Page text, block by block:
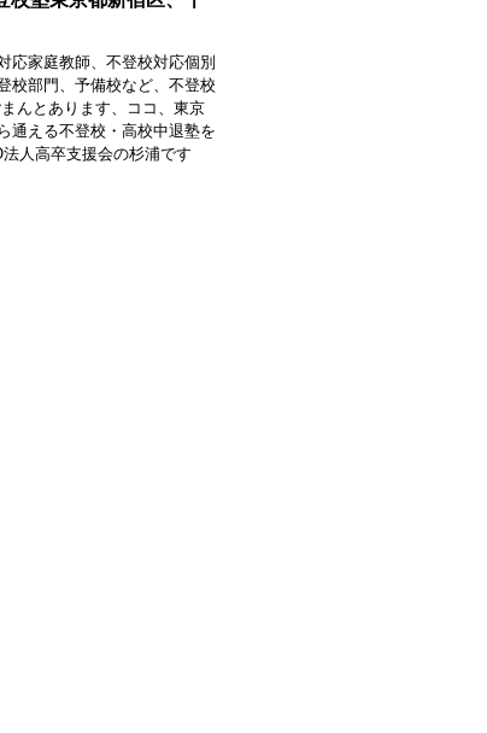
家庭教師、不登校対応個別
校部門、予備校など、不登校
んとあります、ココ、東京
通える不登校・高校中退塾を
人高卒支援会の杉浦です